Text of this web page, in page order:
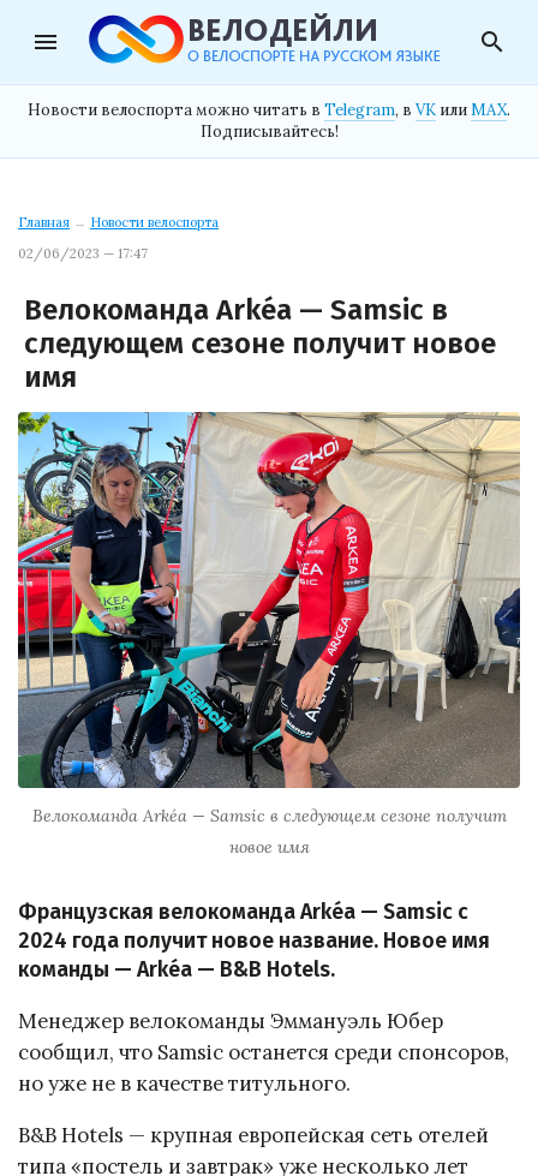
menu search
Новости велоспорта можно читать в Telegram, в VK илиMAX.
Подписывайтесь!
Главная → Новости велоспорта
02/06/2023 — 17:47
Велокоманда Arkéa — Samsic в
следующем сезоне получит новое
имя
Велокоманда Arkéa — Samsic в следующем сезоне получит
новое имя
Французская велокоманда Arkéa — Samsic с
2024 года получит новое название. Новое имя
команды — Arkéa — B&B Hotels.
Менеджер велокоманды Эммануэль Юбер
сообщил, что Samsic останется среди спонсоров,
но уже не в качестве титульного.
B&B Hotels — крупная европейская сеть отелей
типа «постель и завтрак» уже несколько лет